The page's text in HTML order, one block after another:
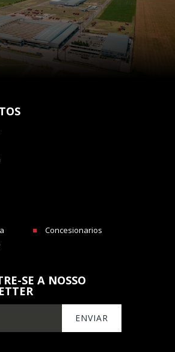
Concesionarios
SE A NOSSO